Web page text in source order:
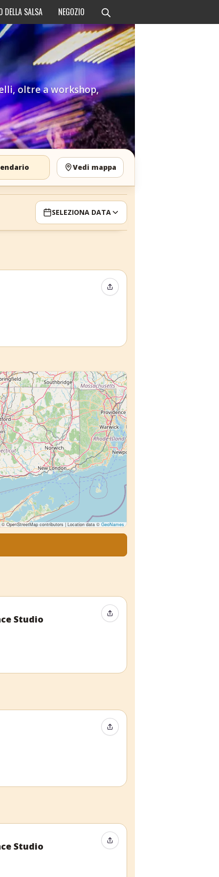
DELLA SALSA NEGOZIO
oltre a workshop,
Vedi mappa
SELEZIONA DATA
Condividi evento
© OpenStreetMap contributors | Location data ©GeoNames
Studio Condividi evento
Condividi evento
Studio Condividi evento